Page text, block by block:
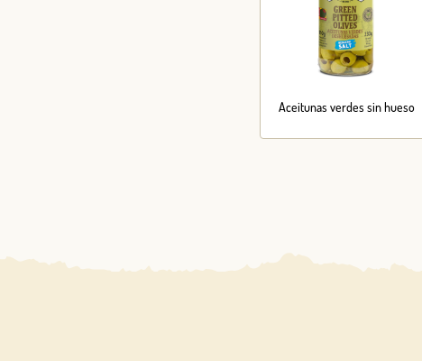
Aceitunas verdes sin hueso